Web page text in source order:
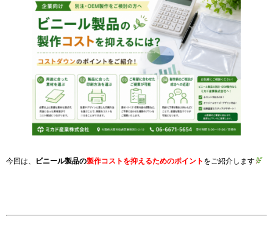
今回は、 ビニール製品の製作コストを抑えるためのポイント をご紹介します